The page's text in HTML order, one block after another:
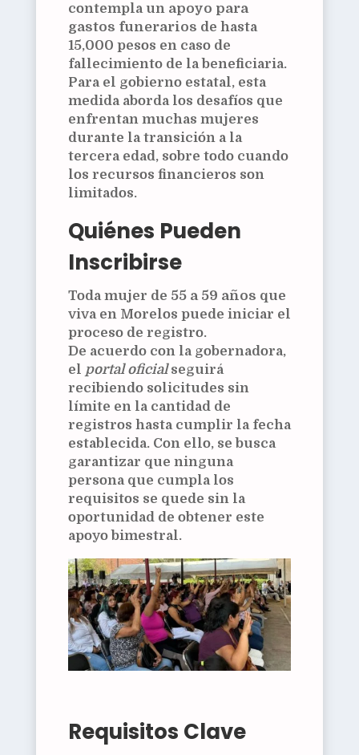
contempla un apoyo para
gastos funerarios de hasta
15,000 pesos en caso de
fallecimiento de la beneficiaria.
Para el gobierno estatal, esta
medida aborda los desafíos que
enfrentan muchas mujeres
durante la transición a la
tercera edad, sobre todo cuando
los recursos financieros son
limitados.
Quiénes Pueden
Inscribirse
Toda mujer de 55 a 59 años que
viva en Morelos puede iniciar el
proceso de registro.
De acuerdo con la gobernadora,
el portal oficialseguirá
recibiendo solicitudes sin
límite en la cantidad de
registros hasta cumplir la fecha
establecida. Con ello, se busca
garantizar que ninguna
persona que cumpla los
requisitos se quede sin la
oportunidad de obtener este
apoyo bimestral.
Requisitos Clave